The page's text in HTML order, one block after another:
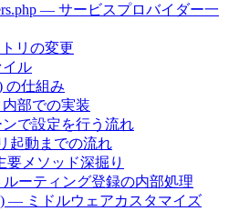
— サービスプロバイダー一
リの変更
イル
の仕組み
部での実装
で設定を行う流れ
起動までの流れ
要メソッド深掘り
ーティング登録の内部処理
— ミドルウェアカスタマイズ